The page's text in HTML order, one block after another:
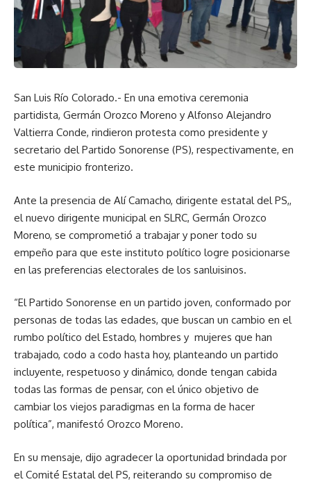
San Luis Río Colorado.- En una emotiva ceremonia
partidista, Germán Orozco Moreno y Alfonso Alejandro
Valtierra Conde, rindieron protesta como presidente y
secretario del Partido Sonorense (PS), respectivamente, en
este municipio fronterizo.
Ante la presencia de Alí Camacho, dirigente estatal del PS,,
el nuevo dirigente municipal en SLRC, Germán Orozco
Moreno, se comprometió a trabajar y poner todo su
empeño para que este instituto político logre posicionarse
en las preferencias electorales de los sanluisinos.
“El Partido Sonorense en un partido joven, conformado por
personas de todas las edades, que buscan un cambio en el
rumbo político del Estado, hombres y mujeres que han
trabajado, codo a codo hasta hoy, planteando un partido
incluyente, respetuoso y dinámico, donde tengan cabida
todas las formas de pensar, con el único objetivo de
cambiar los viejos paradigmas en la forma de hacer
política”, manifestó Orozco Moreno.
En su mensaje, dijo agradecer la oportunidad brindada por
el Comité Estatal del PS, reiterando su compromiso de